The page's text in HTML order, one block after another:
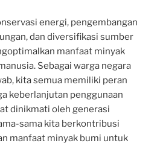
energi, pengembangan
dan diversifikasi sumber
manfaat minyak
Sebagai warga negara
kita semua memiliki peran
keberlanjutan penggunaan
dinikmati oleh generasi
sama kita berkontribusi
manfaat minyak bumi untuk